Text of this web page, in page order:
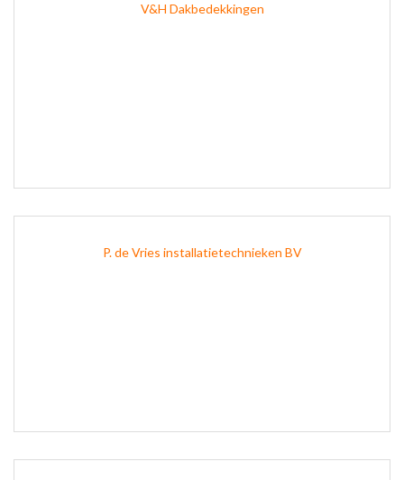
V&H Dakbedekkingen
P. de Vries installatietechnieken BV